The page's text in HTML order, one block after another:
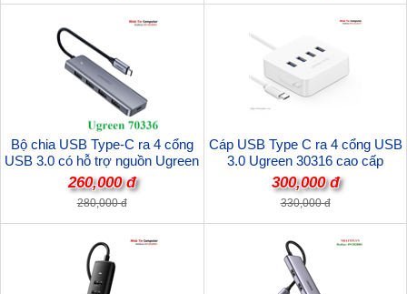
Bộ chia USB Type-C ra 4 cổng
USB 3.0 có hỗ trợ nguồn Ugreen
70336
260,000 đ
280,000 đ
Cáp USB Type C ra 4 cổng USB
3.0 Ugreen 30316 cao cấp
300,000 đ
330,000 đ